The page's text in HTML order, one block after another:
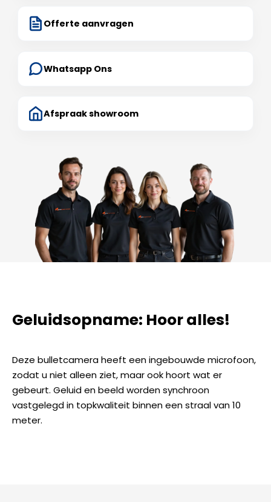
Offerte aanvragen
Whatsapp Ons
Afspraak showroom
Geluidsopname: Hoor alles!
Deze bulletcamera heeft een ingebouwde microfoon,
zodat u niet alleen ziet, maar ook hoort wat er
gebeurt. Geluid en beeld worden synchroon
vastgelegd in topkwaliteit binnen een straal van 10
meter.